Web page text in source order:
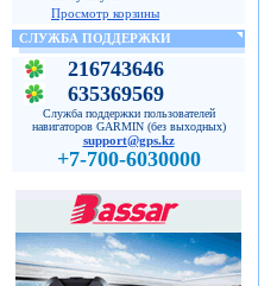
Просмотр корзины
СЛУЖБА ПОДДЕРЖКИ
216743646
635369569
Служба поддержки пользователей
навигаторов GARMIN (без выходных)
support@gps.kz
+7-700-6030000